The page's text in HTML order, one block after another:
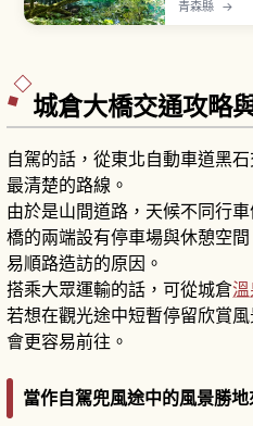
蓋約1,300平
青森縣 →
城倉大橋交通攻略
自駕的話，從東北自動車道黑
最清楚的路線。
由於是山間道路，天候不同行
橋的兩端設有停車場與休憩空
易順路造訪的原因。
搭乘大眾運輸的話，可從城倉溫
若想在觀光途中短暫停留欣賞
會更容易前往。
當作自駕兜風途中的風景勝